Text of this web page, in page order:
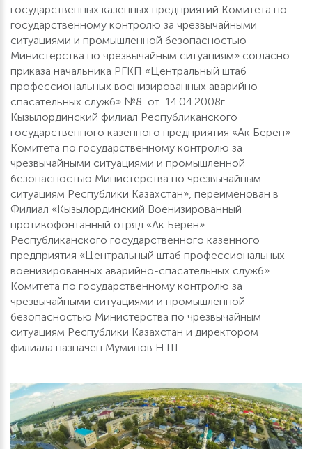
государственных казенных предприятий Комитета по
государственному контролю за чрезвычайными
ситуациями и промышленной безопасностью
Министерства по чрезвычайным ситуациям» согласно
приказа начальника РГКП «Центральный штаб
профессиональных военизированных аварийно-
спасательных служб» №8 от 14.04.2008г.
Кызылординский филиал Республиканского
государственного казенного предприятия «Ак Берен»
Комитета по государственному контролю за
чрезвычайными ситуациями и промышленной
безопасностью Министерства по чрезвычайным
ситуациям Республики Казахстан», переименован в
Филиал «Кызылординский Военизированный
противофонтанный отряд «Ак Берен»
Республиканского государственного казенного
предприятия «Центральный штаб профессиональных
военизированных аварийно-спасательных служб»
Комитета по государственному контролю за
чрезвычайными ситуациями и промышленной
безопасностью Министерства по чрезвычайным
ситуациям Республики Казахстан и директором
филиала назначен Муминов Н.Ш.